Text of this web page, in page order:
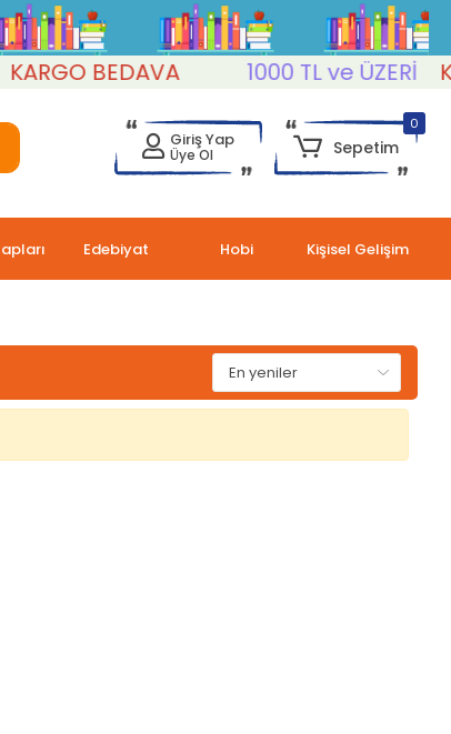
KARGO BEDAVA 1000 TL ve ÜZERİ
Giriş Yap
Üye Ol
0
Sepetim
Edebiyat Hobi Kişisel Gelişim